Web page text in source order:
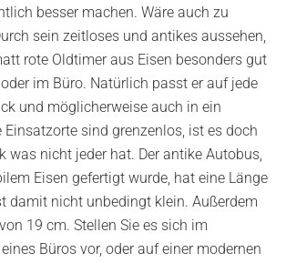
besser machen. Wäre auch zu
sein zeitloses und antikes aussehen,
rote Oldtimer aus Eisen besonders gut
im Büro. Natürlich passt er auf jede
und möglicherweise auch in ein
Einsatzorte sind grenzenlos, ist es doch
was nicht jeder hat. Der antike Autobus,
Eisen gefertigt wurde, hat eine Länge
damit nicht unbedingt klein. Außerdem
19 cm. Stellen Sie es sich im
Büros vor, oder auf einer modernen